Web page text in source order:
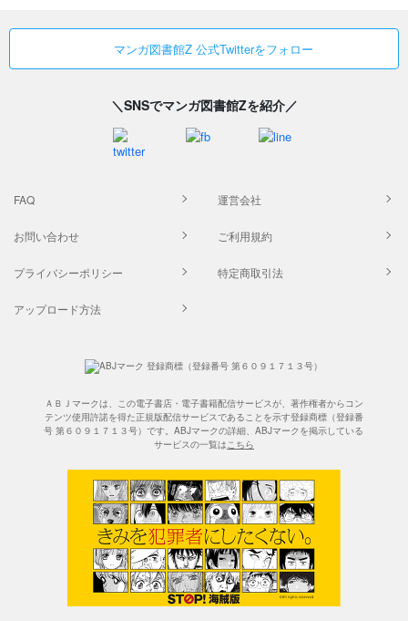
マンガ図書館Z 公式Twitterをフォロー
＼SNSでマンガ図書館Zを紹介／
FAQ 運営会社
お問い合わせ ご利用規約
プライバシーポリシー 特定商取引法
アップロード方法
ＡＢＪマークは、この電子書店・電子書籍配信サービスが、著作権者からコン
テンツ使用許諾を得た正規版配信サービスであることを示す登録商標（登録番
号 第６０９１７１３号）です。ABJマークの詳細、ABJマークを掲示している
サービスの一覧はこちら